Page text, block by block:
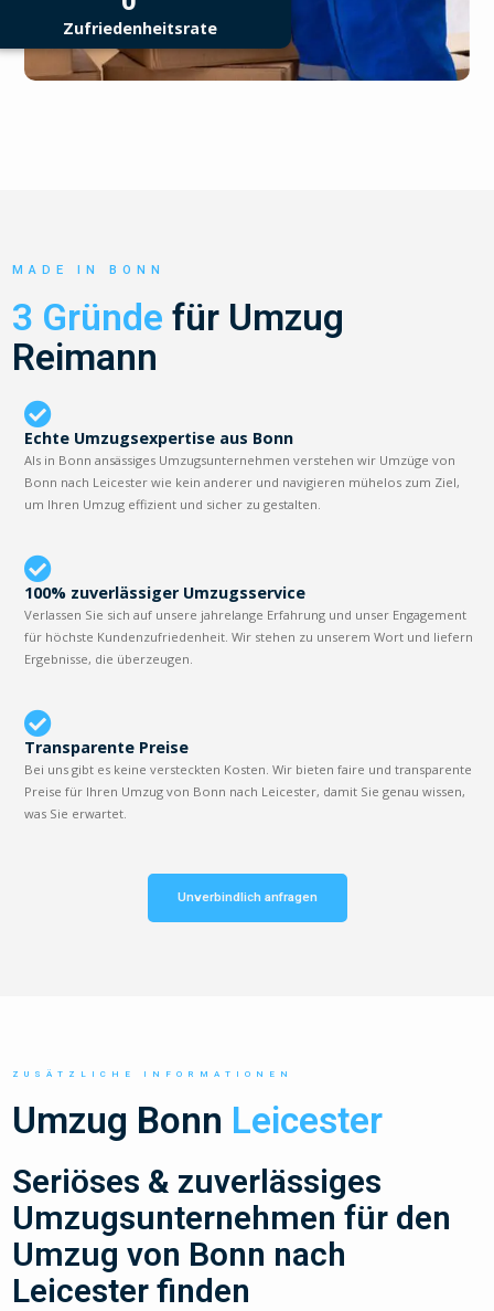
Zufriedenheitsrate
MADE IN BONN
3 Gründe für Umzug
Reimann
Echte Umzugsexpertise aus Bonn
Als in Bonn ansässiges Umzugsunternehmen verstehen wir Umzüge von
Bonn nach Leicester wie kein anderer und navigieren mühelos zum Ziel,
um Ihren Umzug effizient und sicher zu gestalten.
100% zuverlässiger Umzugsservice
Verlassen Sie sich auf unsere jahrelange Erfahrung und unser Engagement
für höchste Kundenzufriedenheit. Wir stehen zu unserem Wort und liefern
Ergebnisse, die überzeugen.
Transparente Preise
Bei uns gibt es keine versteckten Kosten. Wir bieten faire und transparente
Preise für Ihren Umzug von Bonn nach Leicester, damit Sie genau wissen,
was Sie erwartet.
Unverbindlich anfragen
ZUSÄTZLICHE INFORMATIONEN
Umzug Bonn Leicester
Seriöses & zuverlässiges
Umzugsunternehmen für den
Umzug von Bonn nach
Leicester finden